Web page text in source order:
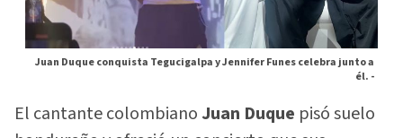
Juan Duque conquista Tegucigalpa y Jennifer Funes celebra junto a
él. -
El cantante colombianoJuan Duque pisó suelo